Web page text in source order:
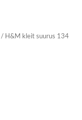
/ H&M kleit suurus 134